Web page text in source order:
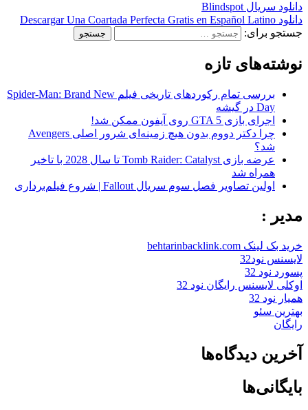
دانلود سریال Blindspot
دانلود Descargar Una Coartada Perfecta Gratis en Español Latino
جستجو برای:
نوشته‌های تازه
بررسی تمام رکوردهای تاریخی فیلم Spider-Man: Brand New
Day در گیشه
اجرای بازی GTA 5 روی آیفون ممکن شد!
چرا دکتر دووم بدون هیچ زمینه‌ای شرور اصلی Avengers
شد؟
عرضه بازی Tomb Raider: Catalyst تا سال 2028 با تاخیر
همراه شد
اولین تصاویر فصل سوم سریال Fallout | شروع فیلم‌برداری
مدیر :
خرید بک لینک behtarinbacklink.com
لایسنس نود32
پسورد نود 32
اوکلی لایسنس رایگان نود 32
همیار نود 32
بهترین سئو
رایگان
آخرین دیدگاه‌ها
بایگانی‌ها